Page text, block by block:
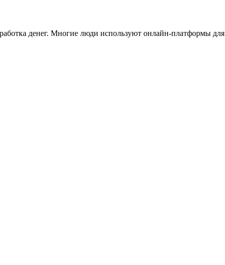
денег. Многие люди используют онлайн-платформы для